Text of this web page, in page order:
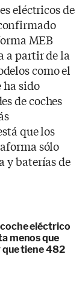
eléctricos de
MEB
a partir de la
como el
ha sido
de coches
que los
sólo
y baterías de
coche eléctrico
menos que
tiene 482